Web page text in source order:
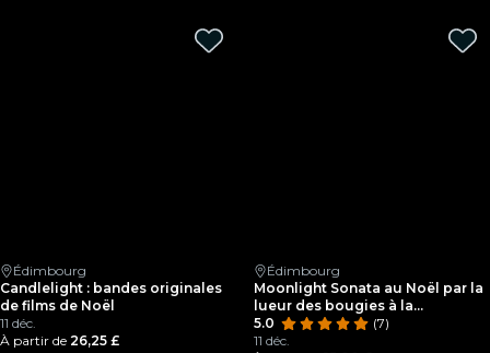
Édimbourg
Candlelight : bandes originales
de films de Noël
11 déc.
À partir de 26,25 £
Édimbourg
Moonlight Sonata au Noël par la
lueur des bougies à la
cathédrale de St Giles
5.0
(7)
11 déc.